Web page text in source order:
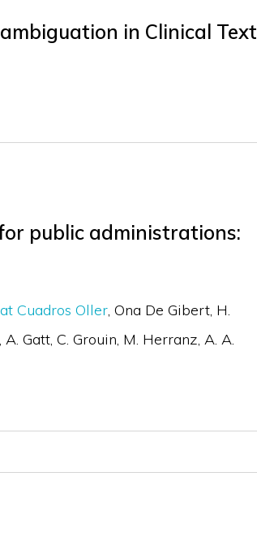
in Clinical Text
public administrations:
Cuadros Oller Ona De Gibert H.
A. Gatt C. Grouin M. Herranz A. A.